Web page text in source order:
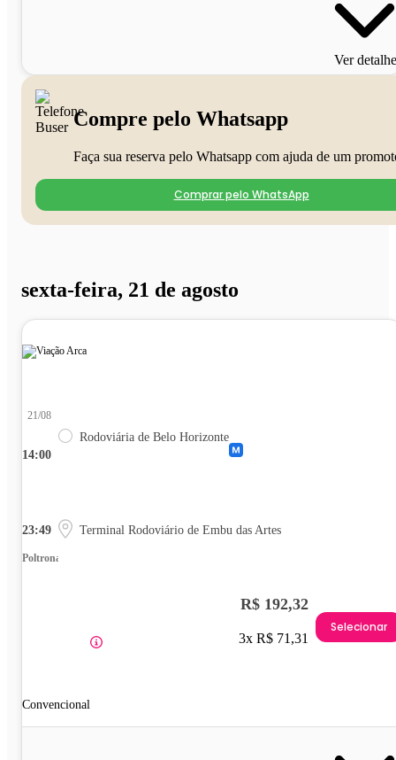
Ver
Compre pelo Whatsapp
Faça sua reserva pelo Whatsapp com ajuda de um
Comprar pelo WhatsApp
sexta-feira, 21 de agosto
14:00
21/08
Rodoviária de Belo Horizonte
23:49 Terminal Rodoviário de Embu das Artes
Poltrona
Convencional
R$ 192,32
3x R$ 71,31
Selecionar